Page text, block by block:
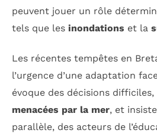
peuvent jouer un rôle
tels que les inondations et la
Les récentes tempêtes en
l’urgence d’une adaptation
évoque des décisions
menacées par la mer, et
parallèle, des acteurs de